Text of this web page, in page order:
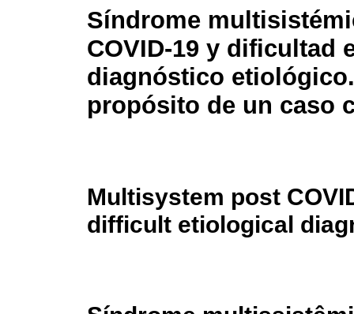
Síndrome
COVID-19 y dificultad
diagnóstico
propósito de un caso
Multisystem post
difficult etiological